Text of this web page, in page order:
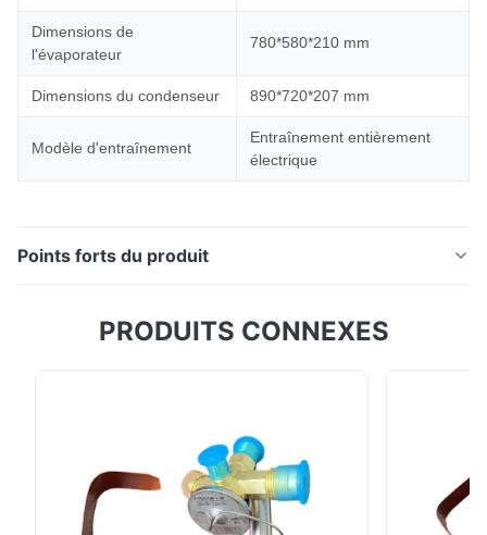
Dimensions de
l'évaporateur
780*580*210 mm
Dimensions du condenseur 890*720*207 mm
Modèle d'entraînement
Entraînement entièrement
électrique
Points forts du produit
système de réfrigération électrique EV-200J est
un refroidissement haute performance tout en ...
PRODUITS CONNEXES